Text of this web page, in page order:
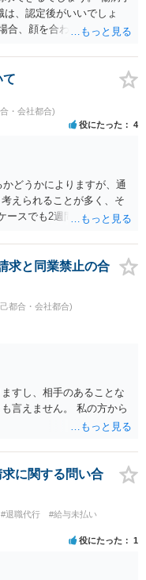
、認定後がいいでしょ
合、顔を合わすことは、あ
て
・会社都合)
役にたった 4
どうかによりますが、通
えられることが多く、そ
ースでも2週間前の退職予
たルールであり、それ自
ため、就業規則・退職金
得ずに退職した場合や引
ないし不支給とする」旨
けることは考えられま
求と同業禁止の合
都合・会社都合)
すし、相手のあることな
言えません。 私の方から
に関する問い合
#退職代行
#給与未払い
役にたった 1